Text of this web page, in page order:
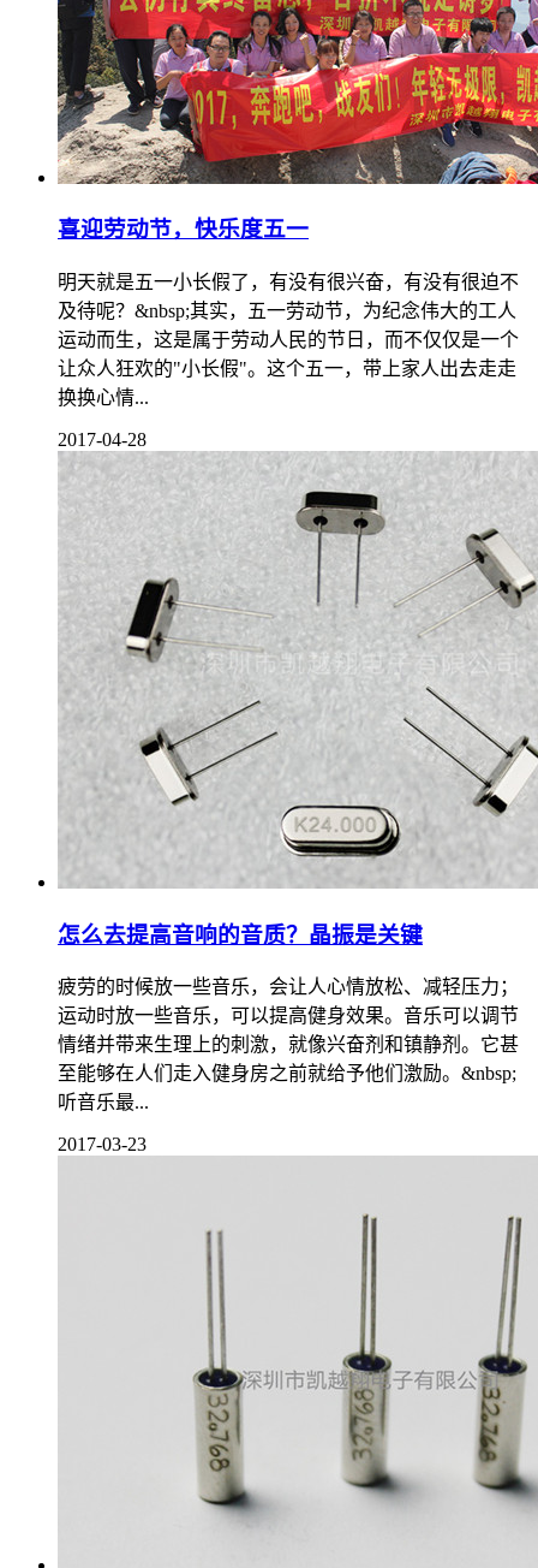
喜迎劳动节，快乐度五一
明天就是五一小长假了，有没有很兴奋，有没有很迫不
及待呢？&nbsp;其实，五一劳动节，为纪念伟大的工人
运动而生，这是属于劳动人民的节日，而不仅仅是一个
让众人狂欢的"小长假"。这个五一，带上家人出去走走
换换心情...
2017-04-28
怎么去提高音响的音质？晶振是关键
疲劳的时候放一些音乐，会让人心情放松、减轻压力；
运动时放一些音乐，可以提高健身效果。音乐可以调节
情绪并带来生理上的刺激，就像兴奋剂和镇静剂。它甚
至能够在人们走入健身房之前就给予他们激励。&nbsp;
听音乐最...
2017-03-23